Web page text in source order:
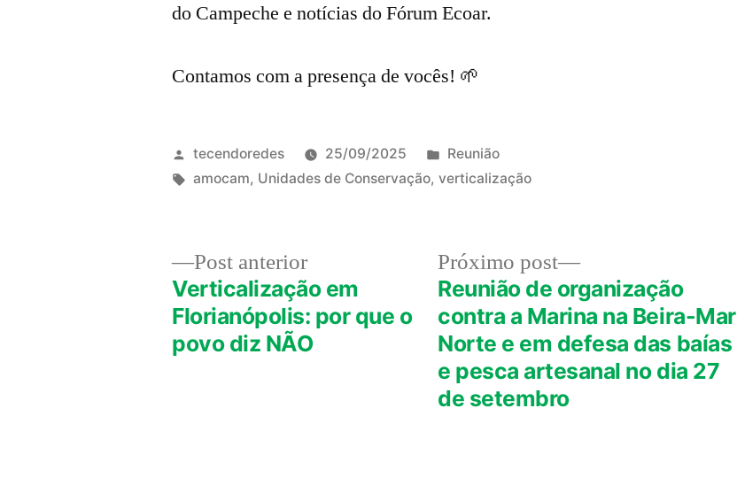
do Campeche e notícias do Fórum Ecoar.
Contamos com a presença de vocês! 🌱
Publicado
por
tecendoredes 25/09/2025
Publicado
em
Reunião
Tags:
amocam, Unidades de Conservação,verticalização
Navegação
Post anteriorPost
anterior:
Verticalização em
Florianópolis: por que o
povo diz NÃO
Próximo post
Próximo
post:
Reunião de organização
contra a Marina na Beira-Mar
Norte e em defesa das baías
e pesca artesanal no dia 27
de setembro